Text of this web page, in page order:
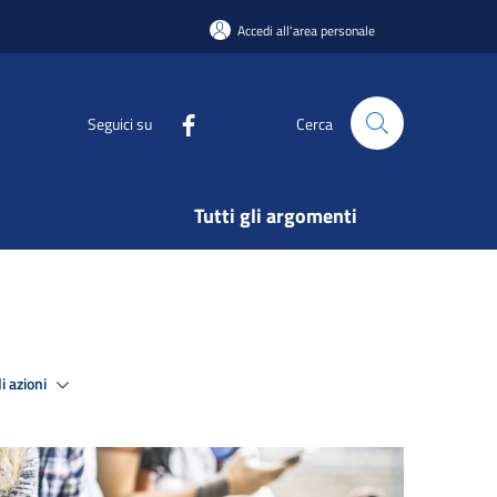
Accedi all'area personale
Seguici su Cerca
Tutti gli argomenti
azioni